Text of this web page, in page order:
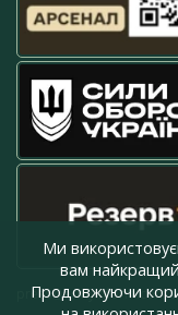
Ми
вам
Продовжуючи